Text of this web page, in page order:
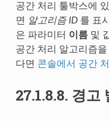
공간 처리 툴박스에
면
알고리즘 ID를 표
은 파라미터 이름및
공간 처리 알고리즘
다면 콘솔에서 공간
27.1.8.8. 경고